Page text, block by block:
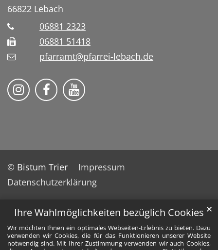
Ihre Wahlmöglichkeiten bezüglich Cookies
Wir möchten Ihnen ein optimales Webseiten-Erlebnis zu bieten. Dazu
verwenden wir Cookies, die für das Funktionieren unserer Website
notwendig sind. Mit Ihrer Zustimmung verwenden wir auch Cookies,
✕
66822 Lebach
06881 2323
06881 51418
pfarramt@pfarrei-lebach.de
Bistum Trier auf Instragram
Bistum Trier auf Facebook
Bistum Trier auf YouTube
© Bistum Trier
Impressum
Datenschutzerklärung